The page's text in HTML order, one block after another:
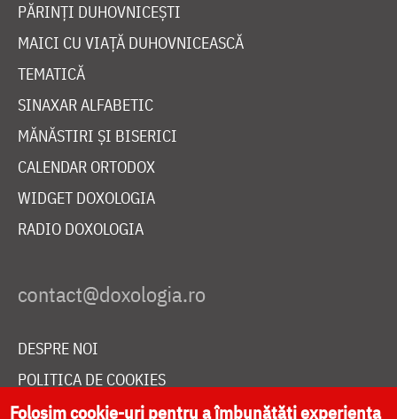
PĂRINȚI DUHOVNICEȘTI
MAICI CU VIAȚĂ DUHOVNICEASCĂ
TEMATICĂ
SINAXAR ALFABETIC
MĂNĂSTIRI ȘI BISERICI
CALENDAR ORTODOX
WIDGET DOXOLOGIA
RADIO DOXOLOGIA
DESPRE NOI
POLITICA DE COOKIES
DONEAZĂ ONLINE PENTRU CATEDRALA NAȚIONALĂ
Folosim cookie-uri pentru a îmbunătăți experiența